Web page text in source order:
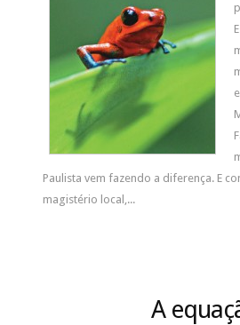
Paulista vem fazendo a diferença. E
magistério local,...
A